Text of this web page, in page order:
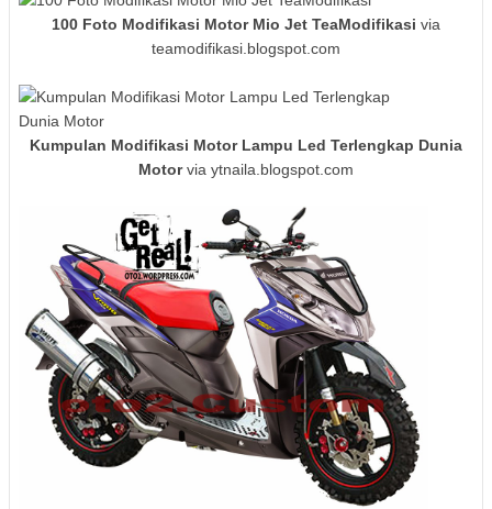
100 Foto Modifikasi Motor Mio Jet TeaModifikasi via
teamodifikasi.blogspot.com
Kumpulan Modifikasi Motor Lampu Led Terlengkap Dunia
Motorvia ytnaila.blogspot.com